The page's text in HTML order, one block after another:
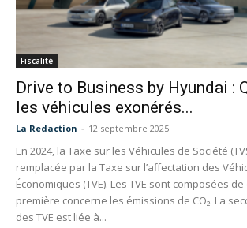
Fiscalité
Drive to Business by Hyundai :
les véhicules exonérés...
La Redaction - 12 septembre 2025
En 2024, la Taxe sur les Véhicules de Société
remplacée par la Taxe sur l’affectation des
Économiques (TVE). Les TVE sont composées
première concerne les émissions de CO₂. La
des TVE est liée à...